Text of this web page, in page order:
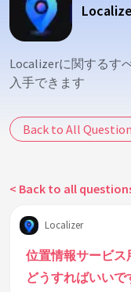
Localizerに関するす
入手できます
Back to All
< Back to all
Localizer
位置情報サービス
どうすればいいで